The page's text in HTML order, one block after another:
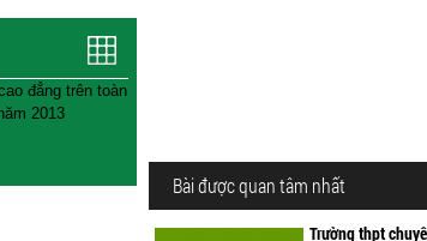
đẳng trên toàn
2013
Bài được quan tâm nhất
Trường thpt